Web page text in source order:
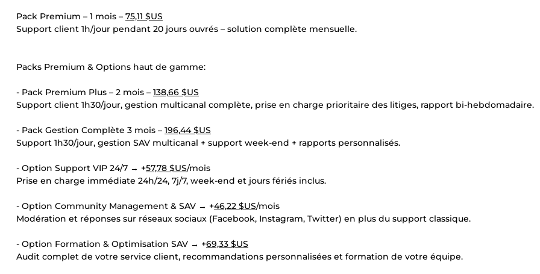
Pack Premium – 1 mois – 75,11 $US
Support client 1h/jour pendant 20 jours ouvrés – solution complète mensuelle.
Packs Premium & Options haut de gamme:
- Pack Premium Plus – 2 mois – 138,66 $US
Support client 1h30/jour, gestion multicanal complète, prise en charge prioritaire des litiges, rapport bi-hebdomadaire.
- Pack Gestion Complète 3 mois – 196,44 $US
Support 1h30/jour, gestion SAV multicanal + support week-end + rapports personnalisés.
- Option Support VIP 24/7 → +57,78 $US/mois
Prise en charge immédiate 24h/24, 7j/7, week-end et jours fériés inclus.
- Option Community Management & SAV → +46,22 $US/mois
Modération et réponses sur réseaux sociaux (Facebook, Instagram, Twitter) en plus du support classique.
- Option Formation & Optimisation SAV → +69,33 $US
Audit complet de votre service client, recommandations personnalisées et formation de votre équipe.